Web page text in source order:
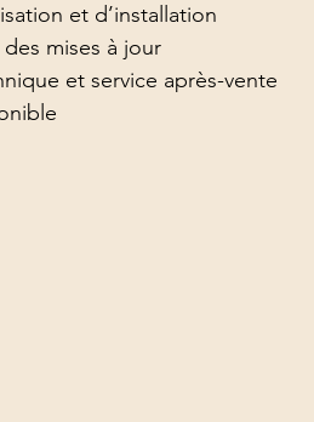
et d’installation
mises à jour
et service après-vente